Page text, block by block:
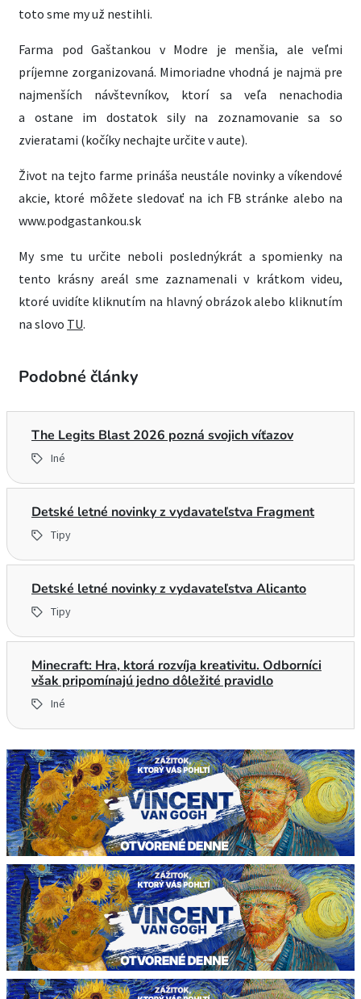
toto sme my už nestihli.
Farma pod Gaštankou v Modre je menšia, ale veľmi
príjemne zorganizovaná. Mimoriadne vhodná je najmä pre
najmenších návštevníkov, ktorí sa veľa nenachodia
a ostane im dostatok sily na zoznamovanie sa so
zvieratami (kočíky nechajte určite v aute).
Život na tejto farme prináša neustále novinky a víkendové
akcie, ktoré môžete sledovať na ich FB stránke alebo na
www.podgastankou.sk
My sme tu určite neboli poslednýkrát a spomienky na
tento krásny areál sme zaznamenali v krátkom videu,
ktoré uvidíte kliknutím na hlavný obrázok alebo kliknutím
na slovo TU.
Podobné články
The Legits Blast 2026 pozná svojich víťazov
Iné
Detské letné novinky z vydavateľstva Fragment
Tipy
Detské letné novinky z vydavateľstva Alicanto
Tipy
Minecraft: Hra, ktorá rozvíja kreativitu. Odborníci
však pripomínajú jedno dôležité pravidlo
Iné